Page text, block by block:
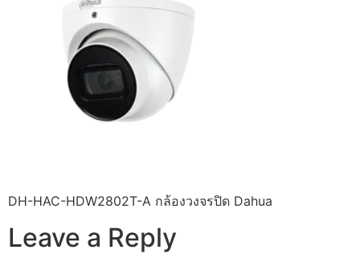
DH-HAC-HDW2802T-A กล้องวงจรปิด Dahua
Leave a Reply